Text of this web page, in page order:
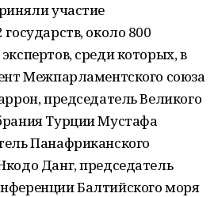
участие
около 800
среди которых, в
Межпарламентского союза
председатель Великого
Турции Мустафа
Панафриканского
Данг, председатель
Балтийского моря